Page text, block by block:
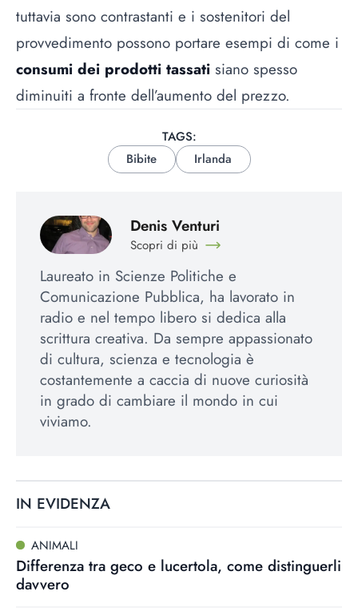
tuttavia sono contrastanti e i sostenitori del
provvedimento possono portare esempi di come i
consumi dei prodotti tassati siano spesso
diminuiti a fronte dell’aumento del prezzo.
TAGS:
Bibite
Irlanda
Denis Venturi
Scopri di più
Laureato in Scienze Politiche e
Comunicazione Pubblica, ha lavorato in
radio e nel tempo libero si dedica alla
scrittura creativa. Da sempre appassionato
di cultura, scienza e tecnologia è
costantemente a caccia di nuove curiosità
in grado di cambiare il mondo in cui
viviamo.
IN EVIDENZA
ANIMALI
Differenza tra geco e lucertola, come distinguerli
davvero